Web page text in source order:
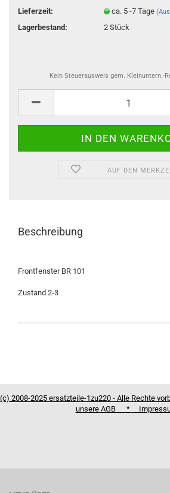
Lieferzeit:
ca. 5 -7 Tage
Lagerbestand: 2Stück
Kein Steuerausweis gem. Kleinuntern.-
AUF DEN
Beschreibung
Frontfenster BR 101
Zustand 2-3
(c) 2008-2025 ersatzteile-1zu220 - Alle Rechte
unsere AGB
*